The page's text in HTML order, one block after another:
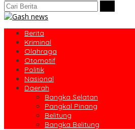
Berita
Kriminal
Olahraga
Otomotif
Politik
Nasional
Daerah
Bangka Selatan
Pangkal Pinang
Belitung
Bangka Belitung